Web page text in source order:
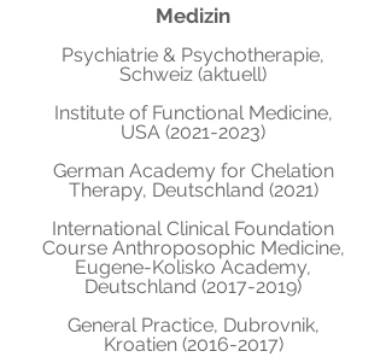
Medizin
Psychiatrie & Psychotherapie,
Schweiz (aktuell)
Institute of Functional Medicine,
USA (2021-2023)
German Academy for Chelation
Therapy, Deutschland (2021)
International Clinical Foundation
Course Anthroposophic Medicine,
Eugene-Kolisko Academy,
Deutschland (2017-2019)
General Practice, Dubrovnik,
Kroatien (2016-2017)